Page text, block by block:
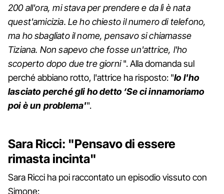
200 all'ora, mi stava per prendere e da lì è nata
quest'amicizia. Le ho chiesto il numero di telefono,
ma ho sbagliato il nome, pensavo si chiamasse
Tiziana. Non sapevo che fosse un'attrice, l'ho
scoperto dopo due tre giorni". Alla domanda sul
perché abbiano rotto, l'attrice ha risposto: "Io l'ho
lasciato perché gli ho detto ‘Se ci innamoriamo
poi è un problema'".
Sara Ricci: "Pensavo di essere
rimasta incinta"
Sara Ricci ha poi raccontato un episodio vissuto con
Simone: